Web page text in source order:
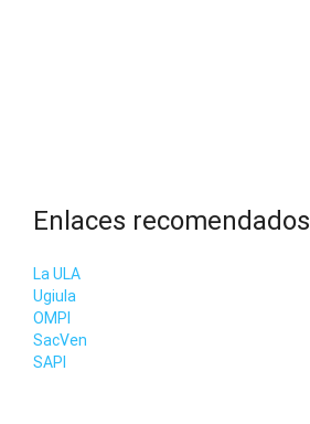
Enlaces recomendados
La ULA
Ugiula
OMPI
SacVen
SAPI